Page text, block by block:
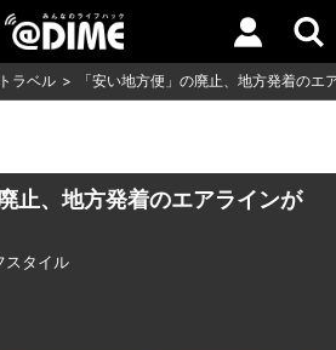
トラベル 「安い地方便」の廃止、地方発着のエ
止、地方発着のエアラインが
スタイル